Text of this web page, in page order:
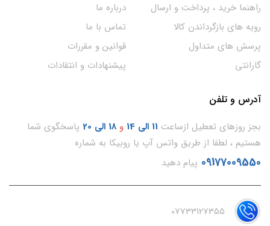
راهنما خرید ، پرداخت و ارسال
رویه های بازگرداندن کالا
پرسش های متداول
گارانتی
درباره ما
تماس با ما
قوانین و مقررات
پیشنهادات و انتقادات
آدرس و تلفن
بجز روزهای تعطیل ازساعت 11 الی 14 و 18 الی 20
پاسخگوی شما
هستیم ، لطفا از طریق واتس آپ یا روبیکا به شماره
09177009550 پیام دهید
07733127355